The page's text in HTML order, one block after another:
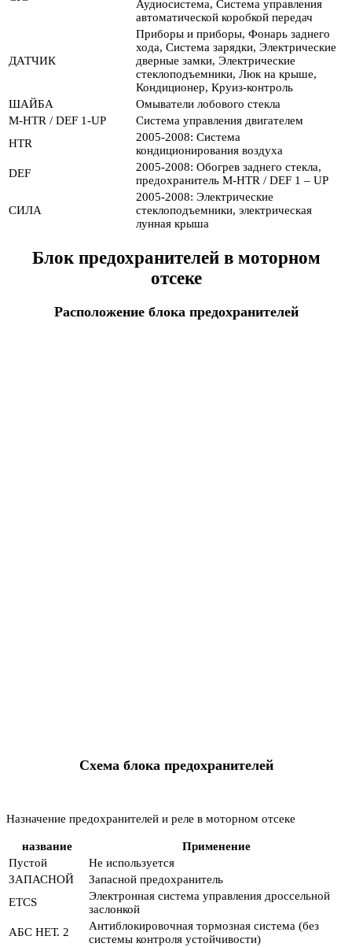
Аудиосистема, Система управления
автоматической коробкой передач
ДАТЧИК
Приборы и приборы, Фонарь заднего
хода, Система зарядки, Электрические
дверные замки, Электрические
стеклоподъемники, Люк на крыше,
Кондиционер, Круиз-контроль
ШАЙБА
Омыватели лобового стекла
M-HTR / DEF 1-UP
Система управления двигателем
HTR
2005-2008: Система
кондиционирования воздуха
DEF
2005-2008: Обогрев заднего стекла,
предохранитель M-HTR / DEF 1 – UP
СИЛА
2005-2008: Электрические
стеклоподъемники, электрическая
лунная крыша
Блок предохранителей в моторном
отсеке
Расположение блока предохранителей
Схема блока предохранителей
Назначение предохранителей и реле в моторном отсеке
название
Применение
Пустой
Не используется
ЗАПАСНОЙ
Запасной предохранитель
ETCS
Электронная система управления дроссельной
заслонкой
АБС НЕТ. 2
Антиблокировочная тормозная система (без
системы контроля устойчивости)